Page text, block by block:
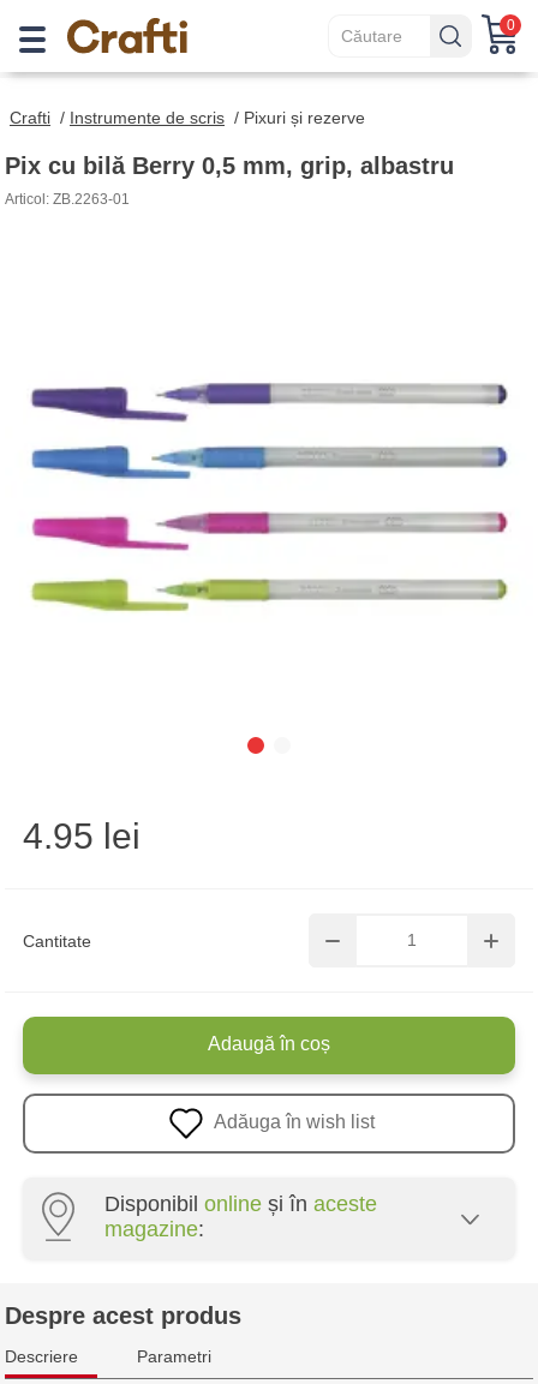
0
Crafti / Instrumente de scris / Pixuri și rezerve
Pix cu bilă Berry 0,5 mm, grip, albastru
Articol: ZB.2263-01
Cantitate
4.95 lei
Adaugă în coș
Adăuga în wish list
Disponibil online și în aceste
magazine:
Crafti Botanica - bd. Decebal, 139
Despre acest produs
Descriere Parametri